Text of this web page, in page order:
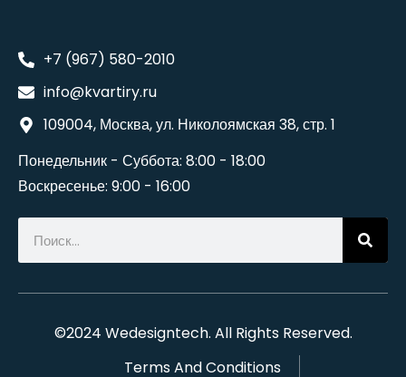
+7 (967) 580-2010
info@kvartiry.ru
109004, Москва, ул. Николоямская 38, стр. 1
Понедельник - Суббота: 8:00 - 18:00
Воскресенье: 9:00 - 16:00
©2024 Wedesigntech. All Rights Reserved.
Terms And Conditions